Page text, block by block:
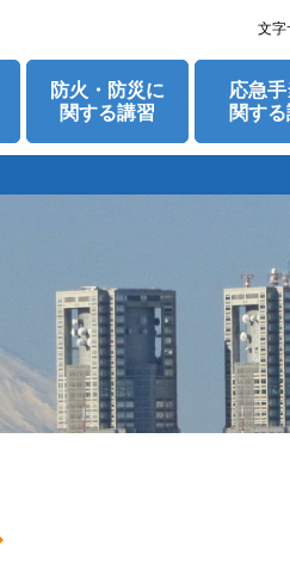
文字
防火・防災に
関する講習
応急手
関す